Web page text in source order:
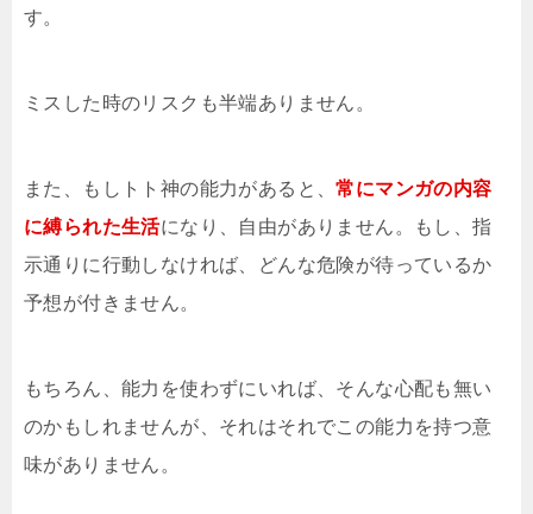
す。
ミスした時のリスクも半端ありません。
また、もしトト神の能力があると、常にマンガの内容
に縛られた生活になり、自由がありません。もし、指
示通りに行動しなければ、どんな危険が待っているか
予想が付きません。
もちろん、能力を使わずにいれば、そんな心配も無い
のかもしれませんが、それはそれでこの能力を持つ意
味がありません。